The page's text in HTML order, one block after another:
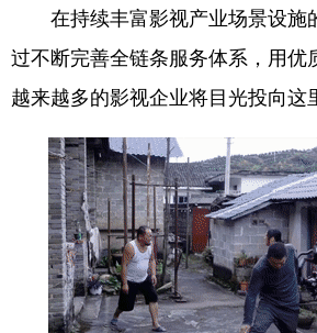
四川 贵州 云南
多语种频道
English Español
Русский язык 日本
在持续丰富影视产业场景设施
过不断完善全链条服务体系，用优
越来越多的影视企业将目光投向这